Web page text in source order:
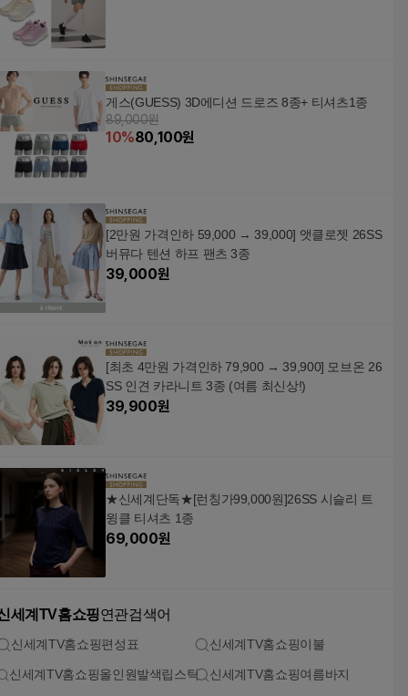
게스(GUESS) 3D에디션 드로즈 8종+ 티셔츠1종
89,000원
10%80,100원
[2만원 가격인하 59,000 → 39,000] 앳클로젯 26SS
버뮤다 텐션 하프 팬츠 3종
39,000원
[최초 4만원 가격인하 79,900 → 39,900] 모브온 26
SS 인견 카라니트 3종 (여름 최신상!)
39,900원
★신세계단독★[런칭가99,000원]26SS 시슬리 트
윙클 티셔츠 1종
69,000원
세계TV홈쇼핑연관검색어
신세계TV홈쇼핑편성표 신세계TV홈쇼핑이불
신세계TV홈쇼핑올인원발색립스틱 신세계TV홈쇼핑여름바지